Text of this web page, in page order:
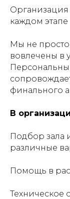
каждом этапе
Мы не
вовлечены в
финального
В
Подбор зала
различные
Помощь в
Техническое